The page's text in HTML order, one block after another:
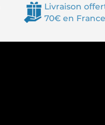
Livraison
70€ en France